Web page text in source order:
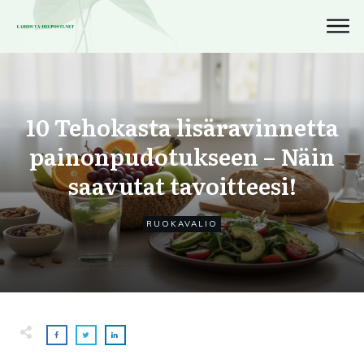
10 Tehokasta lisäravinnetta
painonpudotukseen – Näin
saavutat tavoitteesi!
RUOKAVALIO